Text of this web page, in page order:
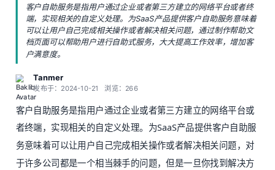
客户自助服务是指用户通过企业或者第三方建立的网络平台或者终
端，实现相关的自定义处理。为SaaS产品提供客户自助服务意味着
可以让用户自己完成相关操作或者解决相关问题，通过制作帮助文
档页面可以帮助用户进行自助式服务，大大提高工作效率，增加客
户满意度。
Tanmer
发布于：2024-10-21 浏览：266
客户自助服务是指用户通过企业或者第三方建立的网络平台或
者终端，实现相关的自定义处理。为SaaS产品提供客户自助服
务意味着可以让用户自己完成相关操作或者解决相关问题，对
于许多公司都是一个相当棘手的问题，但是一旦你找到解决方